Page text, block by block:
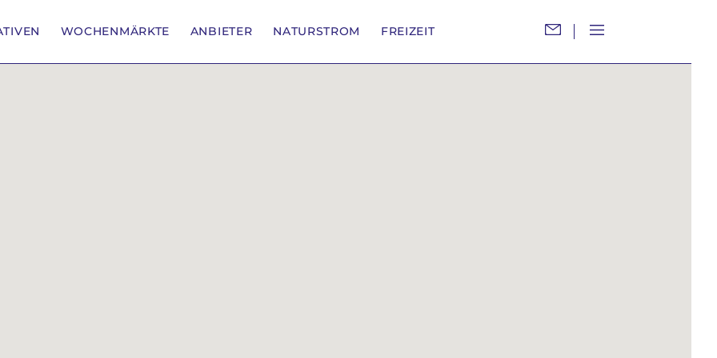
WOCHENMÄRKTE ANBIETER NATURSTROM FREIZEIT